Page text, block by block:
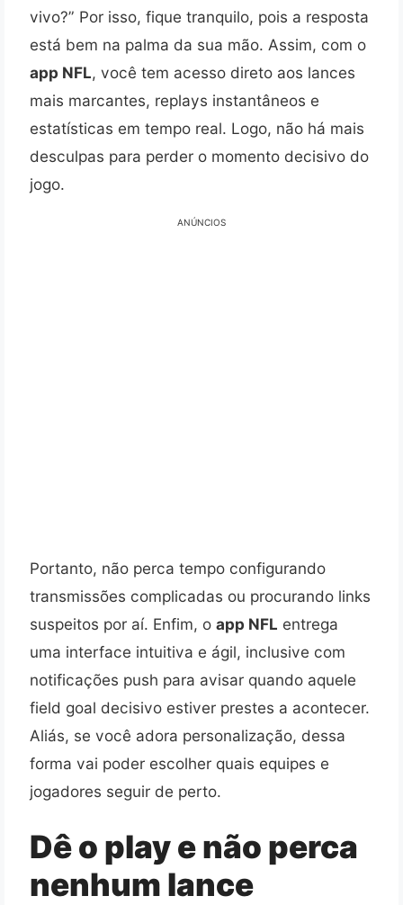
vivo?” Por isso, fique tranquilo, pois a resposta
está bem na palma da sua mão. Assim, com o
app NFL, você tem acesso direto aos lances
mais marcantes, replays instantâneos e
estatísticas em tempo real. Logo, não há mais
desculpas para perder o momento decisivo do
jogo.
ANÚNCIOS
Portanto, não perca tempo configurando
transmissões complicadas ou procurando links
suspeitos por aí. Enfim, o app NFL entrega
uma interface intuitiva e ágil, inclusive com
notificações push para avisar quando aquele
field goal decisivo estiver prestes a acontecer.
Aliás, se você adora personalização, dessa
forma vai poder escolher quais equipes e
jogadores seguir de perto.
Dê o play e não perca
nenhum lance